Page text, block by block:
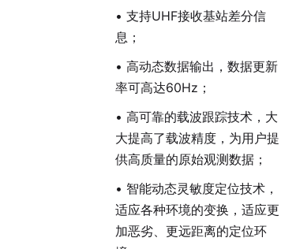
• 支持UHF接收基站差分信
息；
• 高动态数据输出，数据更新
率可高达60Hz；
• 高可靠的载波跟踪技术，大
大提高了载波精度，为用户提
供高质量的原始观测数据；
• 智能动态灵敏度定位技术，
适应各种环境的变换，适应更
加恶劣、更远距离的定位环